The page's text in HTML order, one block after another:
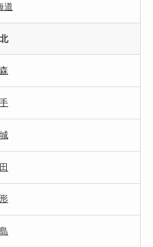
道